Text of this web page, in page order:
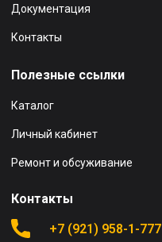
Документация
Контакты
Полезные ссылки
Каталог
Личный кабинет
Ремонт и обсуживание
Контакты
+7 (921) 958-1-777